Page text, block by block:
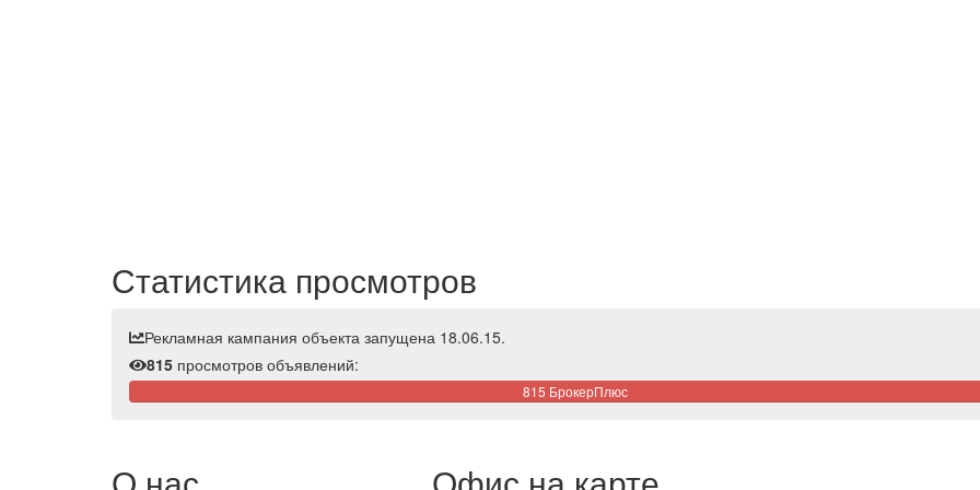
Статистика просмотров
Рекламная кампания объекта запущена 18.06.15.
815 просмотров объявлений:
815 БрокерПлюс